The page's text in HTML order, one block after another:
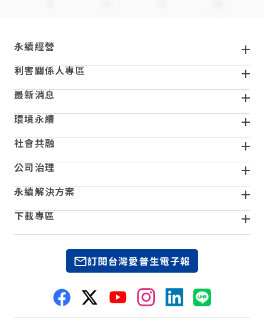
頁尾
永續經營
利害關係人專區
最新消息
環境永續
社會共融
公司治理
永續解決方案
下載專區
訂閱台灣愛普生電子報